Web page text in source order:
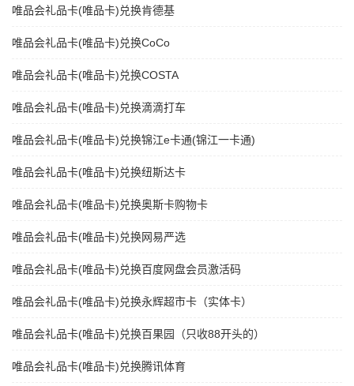
唯品会礼品卡(唯品卡)兑换肯德基
唯品会礼品卡(唯品卡)兑换CoCo
唯品会礼品卡(唯品卡)兑换COSTA
唯品会礼品卡(唯品卡)兑换滴滴打车
唯品会礼品卡(唯品卡)兑换锦江e卡通(锦江一卡通)
唯品会礼品卡(唯品卡)兑换纽斯达卡
唯品会礼品卡(唯品卡)兑换奥斯卡购物卡
唯品会礼品卡(唯品卡)兑换网易严选
唯品会礼品卡(唯品卡)兑换百度网盘会员激活码
唯品会礼品卡(唯品卡)兑换永辉超市卡（实体卡）
唯品会礼品卡(唯品卡)兑换百果园（只收88开头的）
唯品会礼品卡(唯品卡)兑换腾讯体育